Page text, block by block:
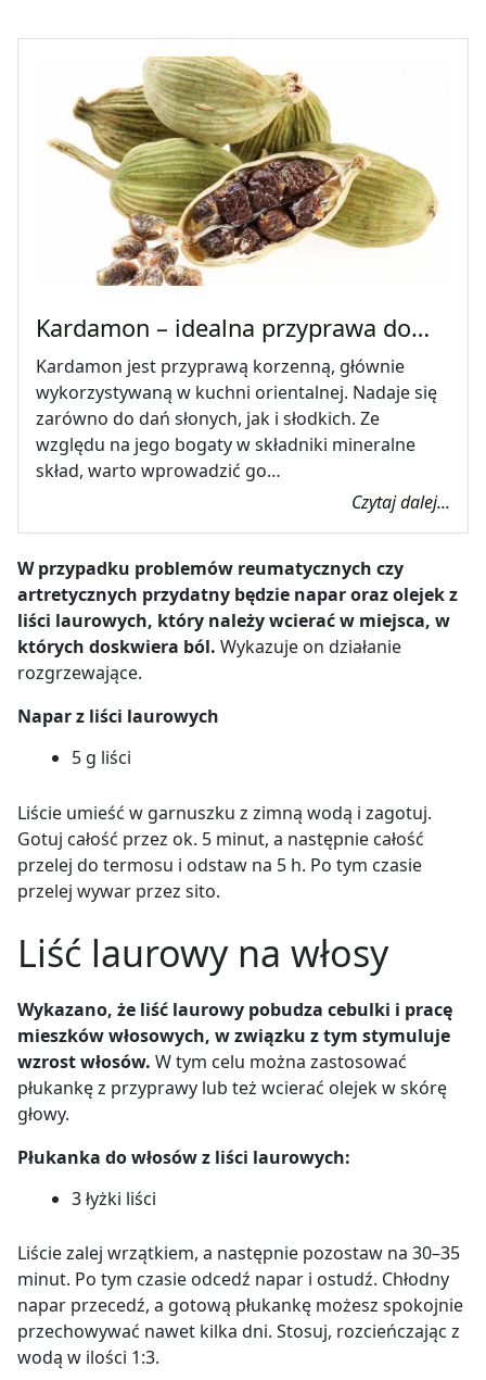
Kardamon – idealna przyprawa do…
Kardamon jest przyprawą korzenną, głównie
wykorzystywaną w kuchni orientalnej. Nadaje się
zarówno do dań słonych, jak i słodkich. Ze
względu na jego bogaty w składniki mineralne
skład, warto wprowadzić go…
Czytaj dalej...
W przypadku problemów reumatycznych czy
artretycznych przydatny będzie napar oraz olejek z
liści laurowych, który należy wcierać w miejsca, w
których doskwiera ból. Wykazuje on działanie
rozgrzewające.
Napar z liści laurowych
5 g liści
Liście umieść w garnuszku z zimną wodą i zagotuj.
Gotuj całość przez ok. 5 minut, a następnie całość
przelej do termosu i odstaw na 5 h. Po tym czasie
przelej wywar przez sito.
Liść laurowy na włosy
Wykazano, że liść laurowy pobudza cebulki i pracę
mieszków włosowych, w związku z tym stymuluje
wzrost włosów. W tym celu można zastosować
płukankę z przyprawy lub też wcierać olejek w skórę
głowy.
Płukanka do włosów z liści laurowych:
3 łyżki liści
Liście zalej wrzątkiem, a następnie pozostaw na 30–35
minut. Po tym czasie odcedź napar i ostudź. Chłodny
napar przecedź, a gotową płukankę możesz spokojnie
przechowywać nawet kilka dni. Stosuj, rozcieńczając z
wodą w ilości 1:3.